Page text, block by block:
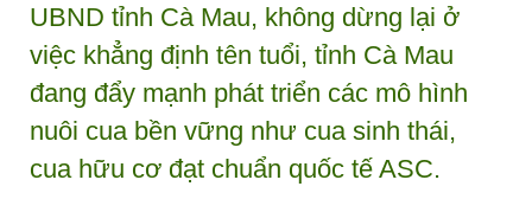
UBND tỉnh Cà Mau, không dừng lại ở
việc khẳng định tên tuổi, tỉnh Cà Mau
đang đẩy mạnh phát triển các mô hình
nuôi cua bền vững như cua sinh thái,
cua hữu cơ đạt chuẩn quốc tế ASC.